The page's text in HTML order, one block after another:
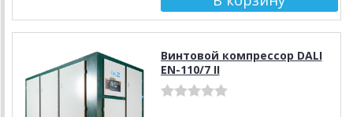
Винтовой компрессор DALI
EN-110/7 II